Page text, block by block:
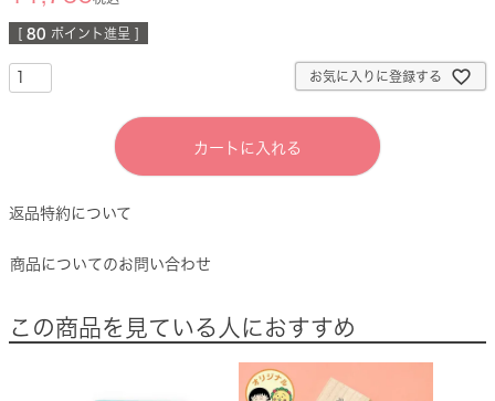
80 ポイント進呈 ]
お気に入りに登録する
カートに入れる
返品特約について
商品についてのお問い合わせ
この商品を見ている人におすすめ